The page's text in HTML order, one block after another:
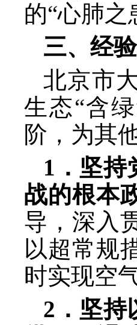
的“心肺
三、经
北京市
生态“含
阶，为其
1．坚持
战的根本
导，深入
以超常规
时实现空
2．坚持